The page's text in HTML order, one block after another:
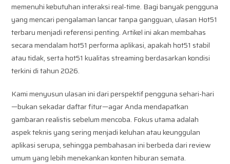
memenuhi kebutuhan interaksi real-time. Bagi banyak pengguna
yang mencari pengalaman lancar tanpa gangguan, ulasan Hot51
terbaru menjadi referensi penting. Artikel ini akan membahas
secara mendalam hot51 performa aplikasi, apakah hot51 stabil
atau tidak, serta hot51 kualitas streaming berdasarkan kondisi
terkini di tahun 2026.
Kami menyusun ulasan ini dari perspektif pengguna sehari-hari
—bukan sekadar daftar fitur—agar Anda mendapatkan
gambaran realistis sebelum mencoba. Fokus utama adalah
aspek teknis yang sering menjadi keluhan atau keunggulan
aplikasi serupa, sehingga pembahasan ini berbeda dari review
umum yang lebih menekankan konten hiburan semata.